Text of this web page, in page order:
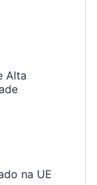
Alta
na UE